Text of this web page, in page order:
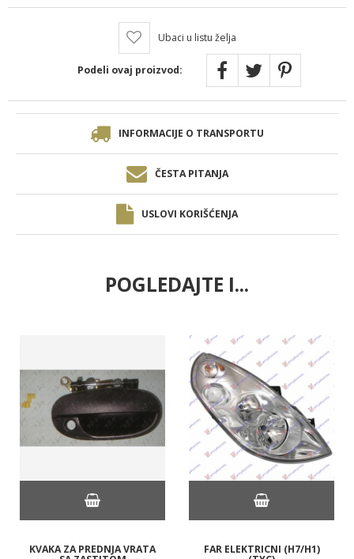
Ubaci u listu želja
Podeli ovaj proizvod:
INFORMACIJE O TRANSPORTU
ČESTA PITANJA
USLOVI KORIŠĆENJA
POGLEDAJTE I...
KVAKA ZA PREDNJA VRATA FAR ELEKTRICNI (H7/H1)